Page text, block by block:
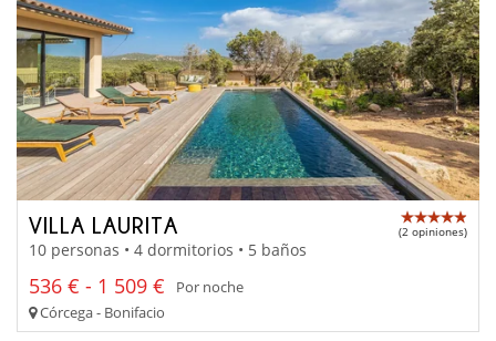
VILLA LAURITA (2 opiniones)
10 personas • 4 dormitorios • 5 baños
536 € - 1 509 €
Por noche
Córcega - Bonifacio